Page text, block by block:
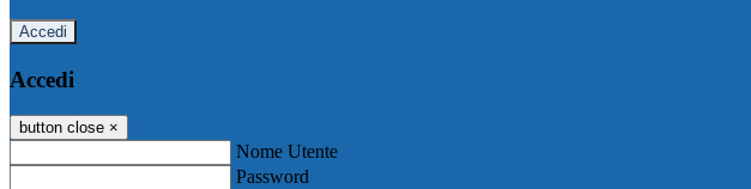
Accedi
Accedi
button close ×
Nome Utente
Password